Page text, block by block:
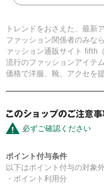
トレンドをおさえた、最新
ファッション関係者のみな
ァッション通販サイト fifth
流行のファッションアイテ
価格で洋服、靴、アクセを
必ずご確認ください
ポイント付与条件
以下はポイント付与の対象外
・ポイント利用分